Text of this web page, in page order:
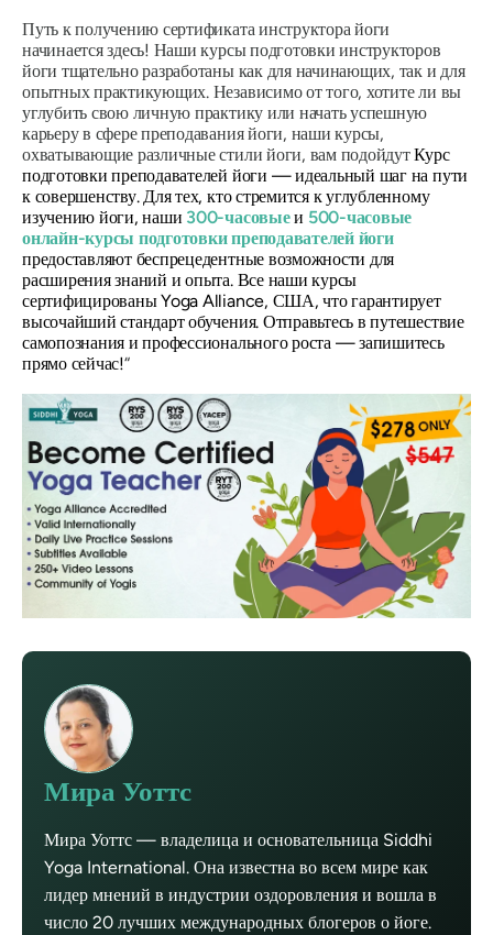
Путь к получению сертификата инструктора йоги
начинается здесь! Наши курсы подготовки инструкторов
йоги тщательно разработаны как для начинающих, так и для
опытных практикующих. Независимо от того, хотите ли вы
углубить свою личную практику или начать успешную
карьеру в сфере преподавания йоги, наши курсы,
охватывающие различные стили йоги, вам подойдутКурс
подготовки преподавателей йоги — идеальный шаг на пути
к совершенству. Для тех, кто стремится к углубленному
изучению йоги, наши 300-часовыеи 500-часовые
онлайн-курсы подготовки преподавателей йоги
предоставляют беспрецедентные возможности для
расширения знаний и опыта. Все наши курсы
сертифицированы Yoga Alliance, США, что гарантирует
высочайший стандарт обучения. Отправьтесь в путешествие
самопознания и профессионального роста — запишитесь
прямо сейчас!“
Мира Уоттс
Мира Уоттс — владелица и основательница Siddhi
Yoga International. Она известна во всем мире как
лидер мнений в индустрии оздоровления и вошла в
число 20 лучших международных блогеров о йоге.